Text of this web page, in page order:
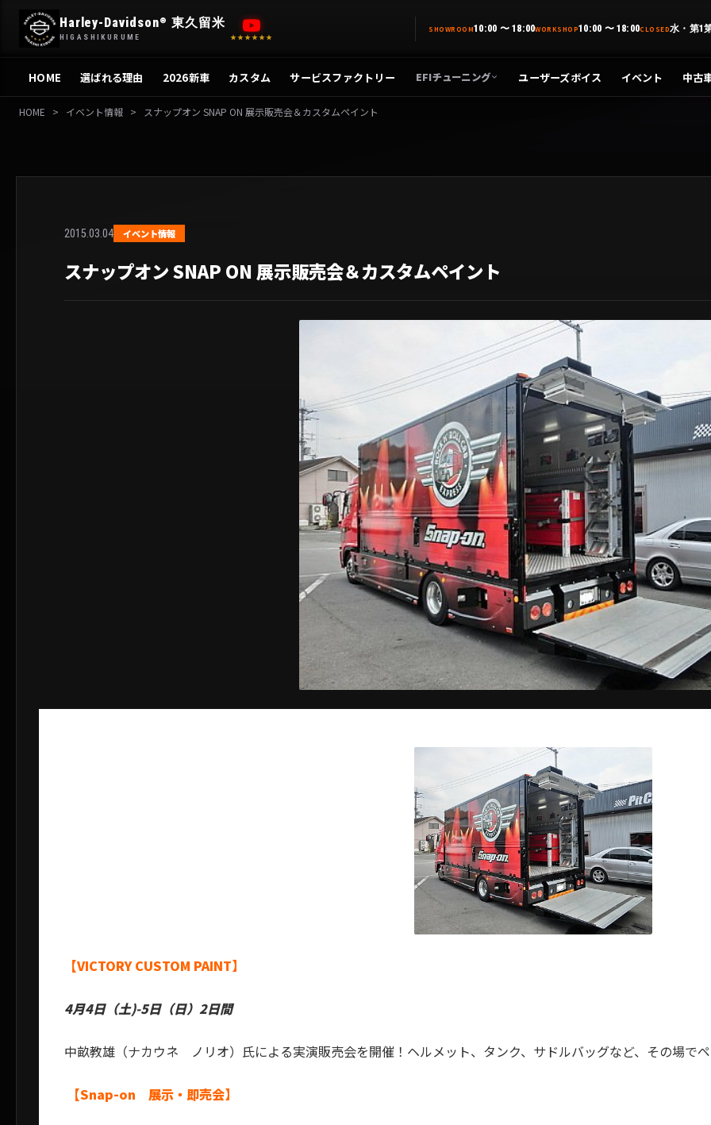
Harley-Davidson® 東久留米
HIGASHIKURUME ★★★★★★
SHOWROOM10:00 〜 18:00WORKSHOP10:00 〜 18:00CLOSED水・第1
HOME 選ばれる理由 2026新車 カスタム サービスファクトリー EFIチューニング ユーザーズボイス イベント 中古
HOME > イベント情報 > スナップオン SNAP ON 展示販売会＆カスタムペイント
2015.03.04 イベント情報
スナップオン SNAP ON 展示販売会＆カスタムペイント
【VICTORY CUSTOM PAINT】
4月4日（土)-5日（日）2日間
中畝教雄（ナカウネ ノリオ）氏による実演販売会を開催！ヘルメット、タンク、サドルバッグなど、その場で
【Snap-on 展示・即売会】